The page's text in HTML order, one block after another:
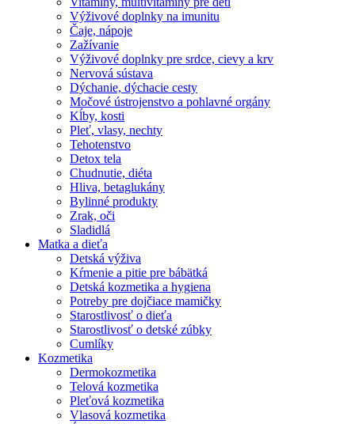
Výživové doplnky na imunitu
Čaje, nápoje
Zažívanie
Výživové doplnky pre srdce, cievy a krv
Nervová sústava
Dýchanie, dýchacie cesty
Močové ústrojenstvo a pohlavné orgány
Kĺby, kosti
Pleť, vlasy, nechty
Tehotenstvo
Detox tela
Chudnutie, diéta
Hliva, betaglukány
Bylinné produkty
Zrak, oči
Sladidlá
Matka a dieťa
Detská výživa
Kŕmenie a pitie pre bábätká
Detská kozmetika a hygiena
Potreby pre dojčiace mamičky
Starostlivosť o dieťa
Starostlivosť o detské zúbky
Cumlíky
Kozmetika
Dermokozmetika
Telová kozmetika
Pleťová kozmetika
Vlasová kozmetika